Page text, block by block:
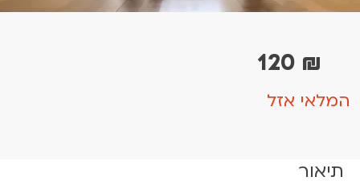
120 ₪
המלאי אזל
תיאור